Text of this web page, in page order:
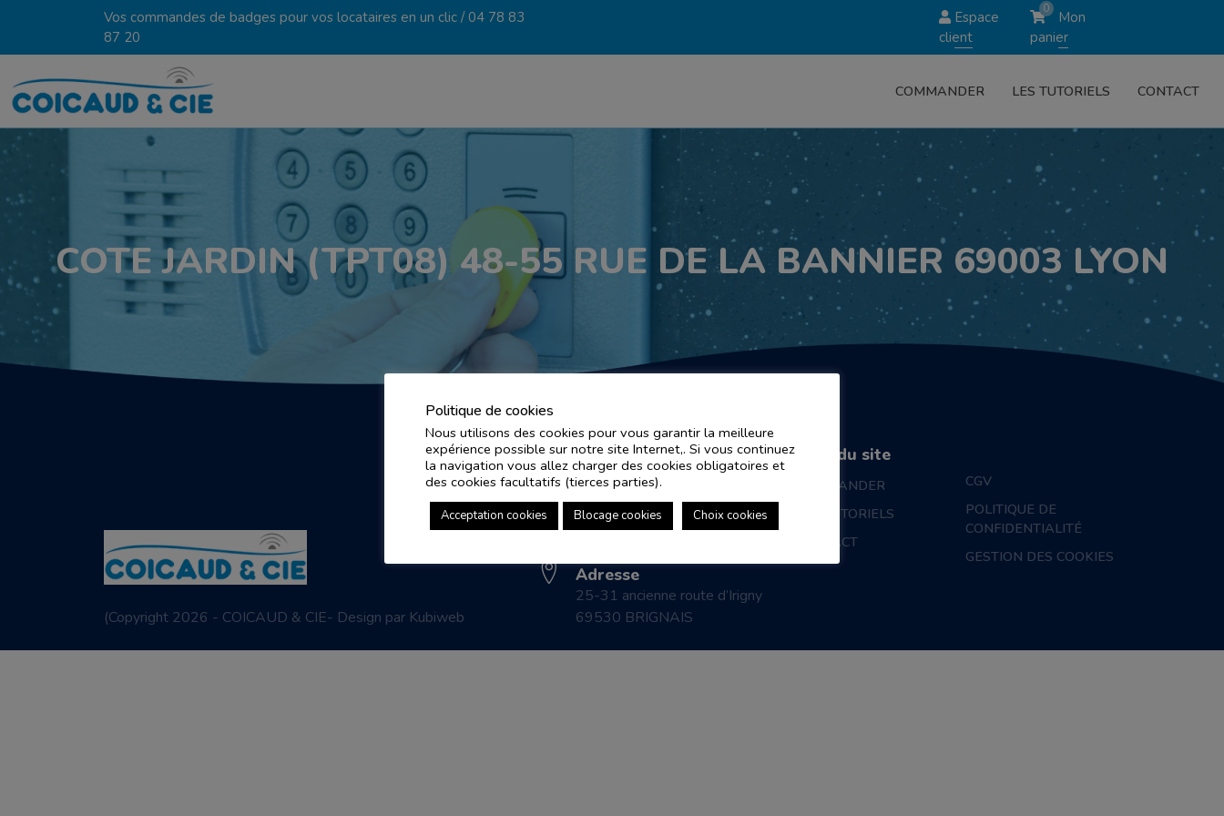
Vos commandes de badges pour vos locataires en un clic /04 78 83
87 20
Espace
client
0
Mon
panier
COMMANDER LES TUTORIELS CONTACT
COTE JARDIN (TPT08) 48-55 RUE DE LA BANNIER 69003 LYON
(Copyright 2026 - COICAUD & CIE- Design par Kubiweb
Adresse e-mail
controle.coicaud@ascenseurnsa.fr
Numéro de téléphone
04 78 83 87 20
Adresse
25-31 ancienne route d’Irigny
69530 BRIGNAIS
Plan du site
COMMANDER
LES TUTORIELS
CONTACT
CGV
POLITIQUE DE
CONFIDENTIALITÉ
GESTION DES COOKIES
Politique de cookies
Nous utilisons des cookies pour vous garantir la meilleure
expérience possible sur notre site Internet,. Si vous continuez
la navigation vous allez charger des cookies obligatoires et
des cookies facultatifs (tierces parties).
Acceptation cookies Blocage cookies Choix cookies